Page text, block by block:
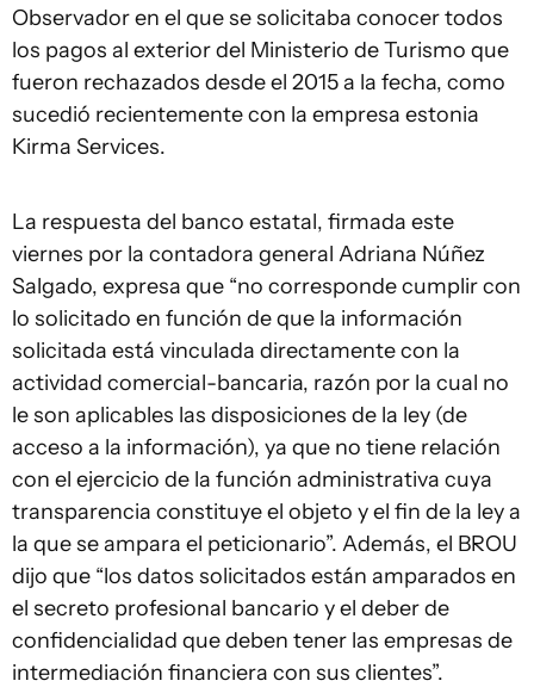
Observador en el que se solicitaba conocer todos
los pagos al exterior del Ministerio de Turismo que
fueron rechazados desde el 2015 a la fecha, como
sucedió recientemente con la empresa estonia
Kirma Services.
La respuesta del banco estatal, firmada este
viernes por la contadora general Adriana Núñez
Salgado, expresa que “no corresponde cumplir con
lo solicitado en función de que la información
solicitada está vinculada directamente con la
actividad comercial-bancaria, razón por la cual no
le son aplicables las disposiciones de la ley (de
acceso a la información), ya que no tiene relación
con el ejercicio de la función administrativa cuya
transparencia constituye el objeto y el fin de la ley a
la que se ampara el peticionario”. Además, el BROU
dijo que “los datos solicitados están amparados en
el secreto profesional bancario y el deber de
confidencialidad que deben tener las empresas de
intermediación financiera con sus clientes”.